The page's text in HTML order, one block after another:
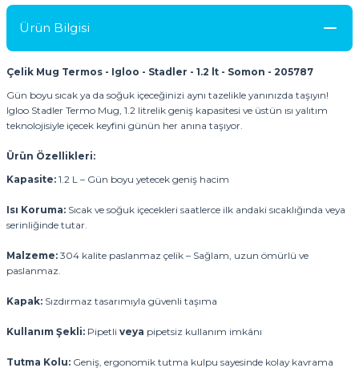
Ürün Bilgisi
Çelik Mug Termos - Igloo - Stadler - 1.2 lt - Somon - 205787
Gün boyu sıcak ya da soğuk içeceğinizi aynı tazelikle yanınızda taşıyın!
Igloo Stadler Termo Mug, 1.2 litrelik geniş kapasitesi ve üstün ısı yalıtım
teknolojisiyle içecek keyfini günün her anına taşıyor.
Ürün Özellikleri:
Kapasite: 1.2 L – Gün boyu yetecek geniş hacim
Isı Koruma: Sıcak ve soğuk içecekleri saatlerce ilk andaki sıcaklığında veya
serinliğinde tutar.
Malzeme: 304 kalite paslanmaz çelik – Sağlam, uzun ömürlü ve
paslanmaz.
Kapak: Sızdırmaz tasarımıyla güvenli taşıma
Kullanım Şekli: Pipetli veya pipetsiz kullanım imkânı
Tutma Kolu: Geniş, ergonomik tutma kulpu sayesinde kolay kavrama